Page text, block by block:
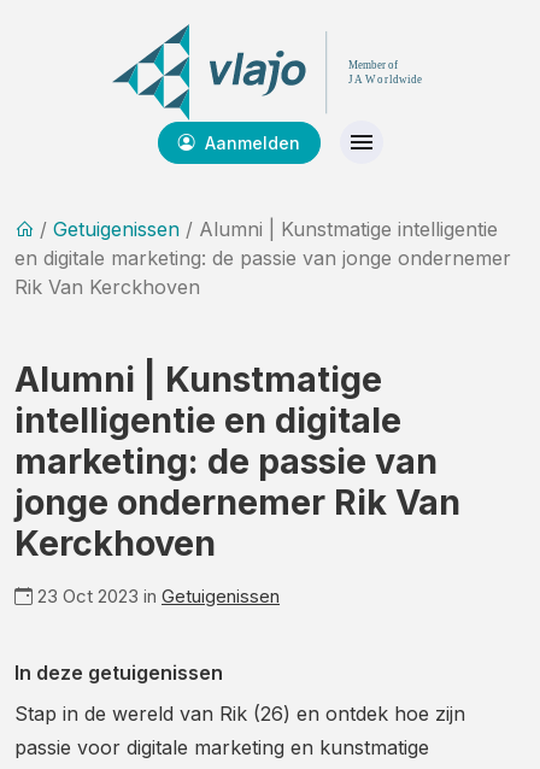
Aanmelden
/ Getuigenissen / Alumni | Kunstmatige intelligentie
en digitale marketing: de passie van jonge ondernemer
Rik Van Kerckhoven
Alumni | Kunstmatige
intelligentie en digitale
marketing: de passie van
jonge ondernemer Rik Van
Kerckhoven
23 Oct 2023 in Getuigenissen
In deze getuigenissen
Stap in de wereld van Rik (26) en ontdek hoe zijn
passie voor digitale marketing en kunstmatige